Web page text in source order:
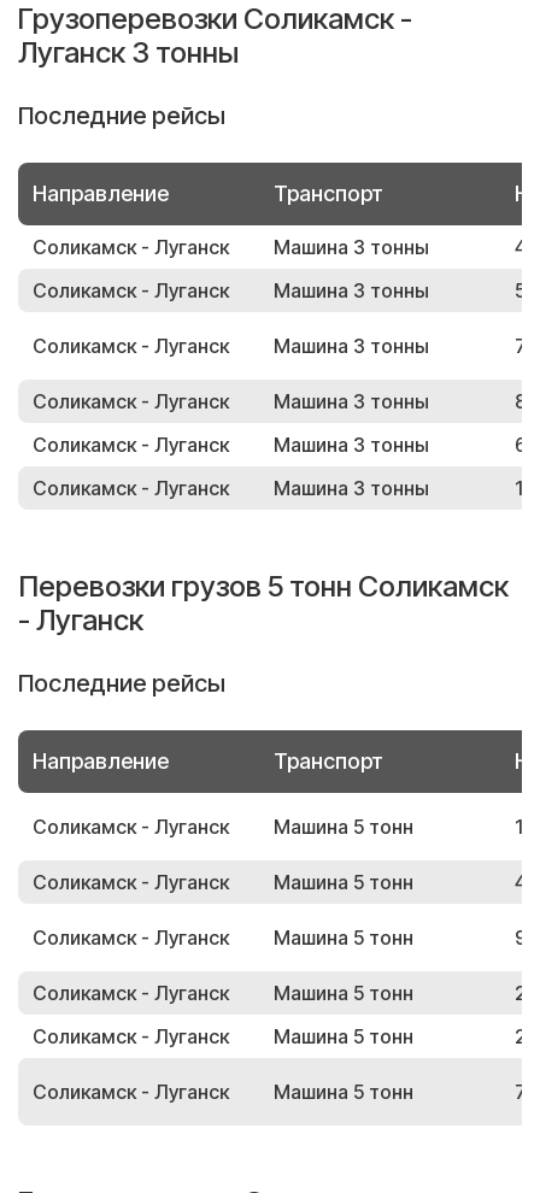
Грузоперевозки Соликамск -
Луганск 3 тонны
Последние рейсы
Направление Транспорт
Соликамск - Луганск Машина 3 тонны
Соликамск - Луганск
Машина 3 тонны
Соликамск - Луганск Машина 3 тонны
Соликамск - Луганск Машина 3 тонны
Соликамск - Луганск
Машина 3 тонны
Соликамск - Луганск
Машина 3 тонны
Перевозки грузов 5 тонн Соликамск
- Луганск
Последние рейсы
Направление Транспорт
Соликамск - Луганск Машина 5 тонн
Соликамск - Луганск Машина 5 тонн
Соликамск - Луганск Машина 5 тонн
Соликамск - Луганск Машина 5 тонн
Соликамск - Луганск
Машина 5 тонн
Соликамск - Луганск Машина 5 тонн